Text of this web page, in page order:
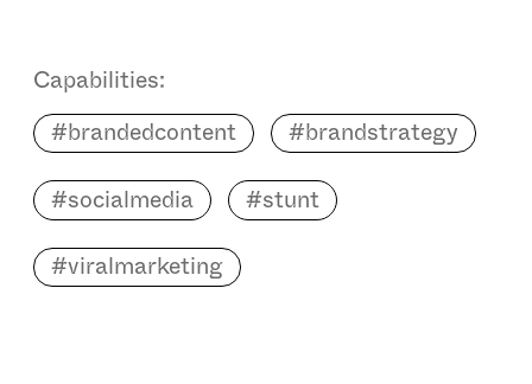
Capabilities:
#brandedcontent #brandstrategy
#socialmedia #stunt
#viralmarketing